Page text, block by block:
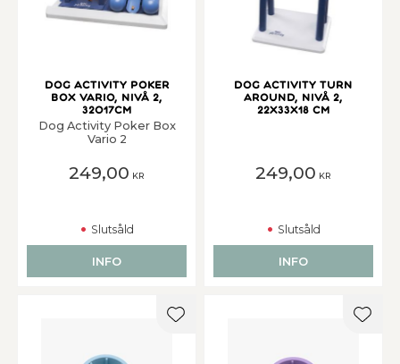
Dog Activity Poker
Box Vario, Nivå 2,
32o17cm
Dog Activity Poker Box
Vario 2
249,00 KR
Slutsåld
INFO
Dog Activity Turn
Around, Nivå 2,
22x33x18 cm
249,00 KR
Slutsåld
INFO
Lägg till i favoriter